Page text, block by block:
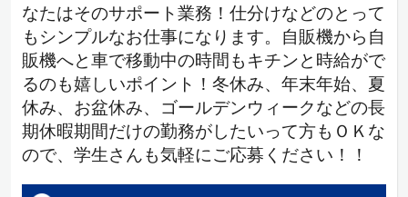
なたはそのサポート業務！仕分けなどのとって
もシンプルなお仕事になります。自販機から自
販機へと車で移動中の時間もキチンと時給がで
るのも嬉しいポイント！冬休み、年末年始、夏
休み、お盆休み、ゴールデンウィークなどの長
期休暇期間だけの勤務がしたいって方もＯＫな
ので、学生さんも気軽にご応募ください！！